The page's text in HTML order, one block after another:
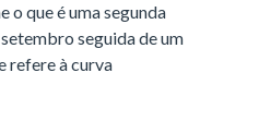
o que é uma segunda
seguida de um
refere à curva